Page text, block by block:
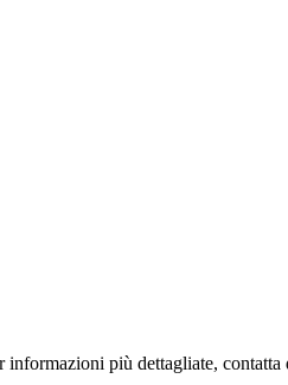
più dettagliate, contatta